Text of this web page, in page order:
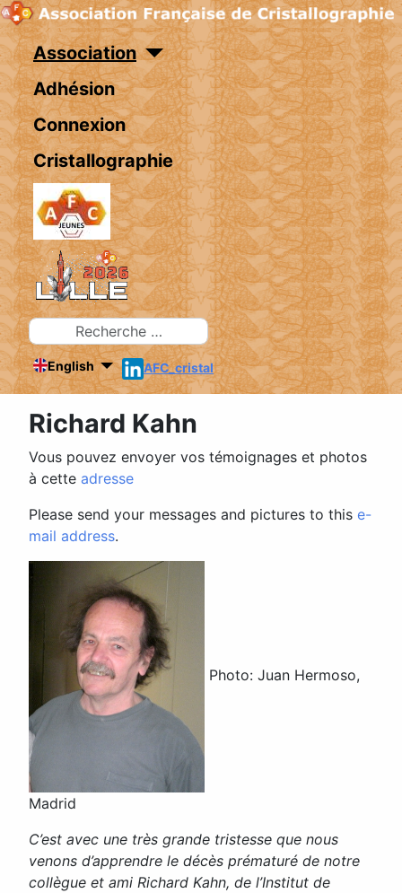
Association
Adhésion
Connexion
Cristallographie
Rechercher
English AFC_cristal
Richard Kahn
Vous pouvez envoyer vos témoignages et photos
à cette adresse
Please send your messages and pictures to this e-
mail address.
Photo: Juan Hermoso,
Madrid
C’est avec une très grande tristesse que nous
venons d’apprendre le décès prématuré de notre
collègue et ami Richard Kahn, de l’Institut de